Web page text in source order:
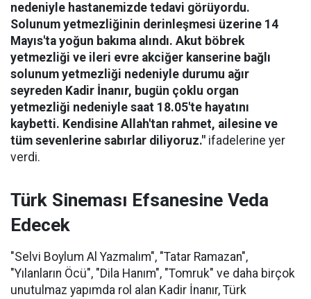
nedeniyle hastanemizde tedavi görüyordu.
Solunum yetmezliğinin derinleşmesi üzerine 14
Mayıs'ta yoğun bakıma alındı. Akut böbrek
yetmezliği ve ileri evre akciğer kanserine bağlı
solunum yetmezliği nedeniyle durumu ağır
seyreden Kadir İnanır, bugün çoklu organ
yetmezliği nedeniyle saat 18.05'te hayatını
kaybetti. Kendisine Allah'tan rahmet, ailesine ve
tüm sevenlerine sabırlar diliyoruz." ifadelerine yer
verdi.
Türk Sineması Efsanesine Veda
Edecek
"Selvi Boylum Al Yazmalım", "Tatar Ramazan",
"Yılanların Öcü", "Dila Hanım", "Tomruk" ve daha birçok
unutulmaz yapımda rol alan Kadir İnanır, Türk